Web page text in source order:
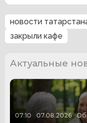
новости
закрыли кафе
Актуальные
07:10 07.08.2026